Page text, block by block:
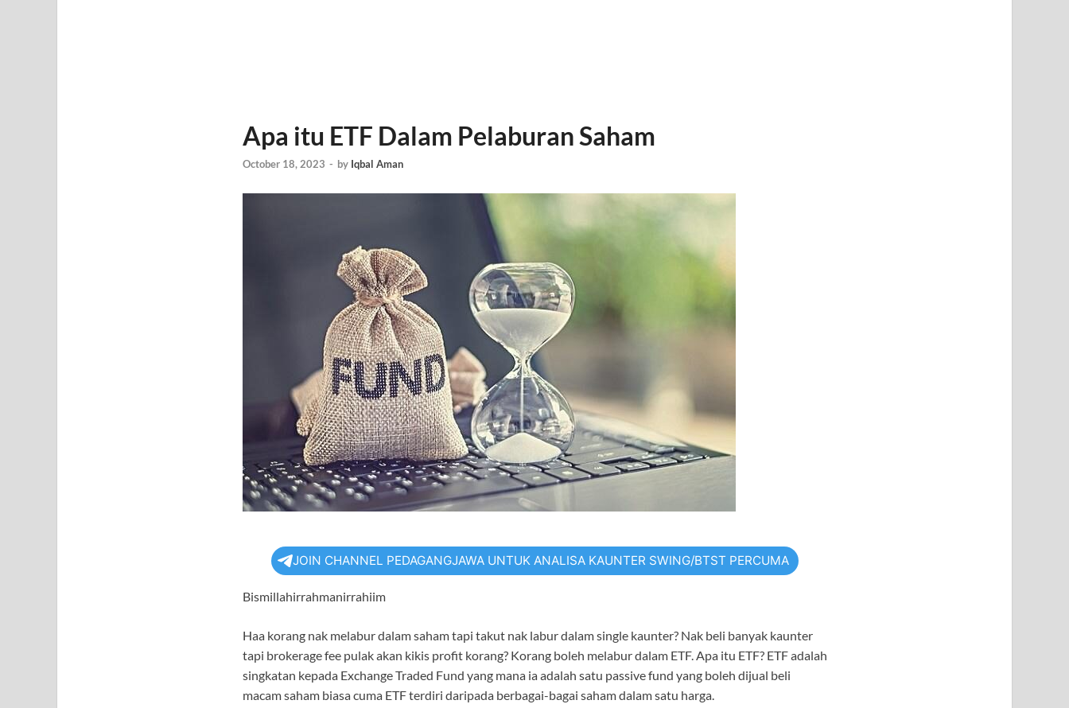
Apa itu ETF Dalam Pelaburan Saham
October 18, 2023 - by Iqbal Aman
JOIN CHANNEL PEDAGANGJAWA UNTUK ANALISA KAUNTER SWING/BTST PERCUMA
Bismillahirrahmanirrahiim
Haa korang nak melabur dalam saham tapi takut nak labur dalam single kaunter? Nak beli banyak kaunter
tapi brokerage fee pulak akan kikis profit korang? Korang boleh melabur dalam ETF. Apa itu ETF? ETF adalah
singkatan kepada Exchange Traded Fund yang mana ia adalah satu passive fund yang boleh dijual beli
macam saham biasa cuma ETF terdiri daripada berbagai-bagai saham dalam satu harga.